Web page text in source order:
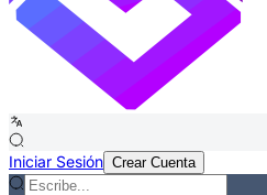
Iniciar Sesión Crear Cuenta